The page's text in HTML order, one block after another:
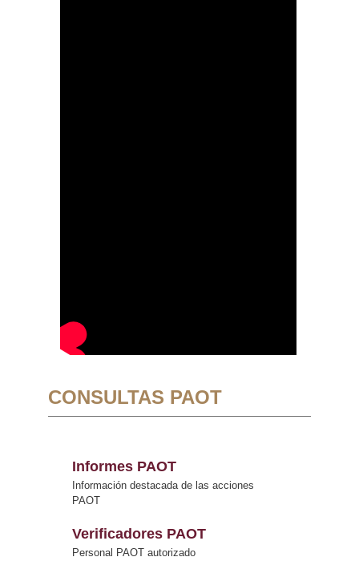
CONSULTAS PAOT
Informes PAOT
Información destacada de las acciones
PAOT
Verificadores PAOT
Personal PAOT autorizado